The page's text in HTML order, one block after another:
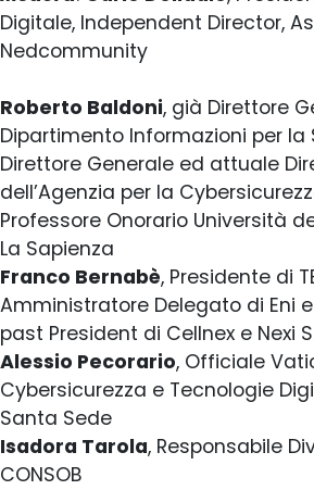
Digitale, Independent Director,
Nedcommunity
Roberto Baldoni, già Direttore
Dipartimento Informazioni per la
Direttore Generale ed attuale
dell’Agenzia per la
Professore Onorario Università
La Sapienza
Franco Bernabè, Presidente di
Amministratore Delegato di Eni
past President di Cellnex e Nexi
Alessio Pecorario, Officiale
Cybersicurezza e Tecnologie
Santa Sede
Isadora Tarola, Responsabile
CONSOB